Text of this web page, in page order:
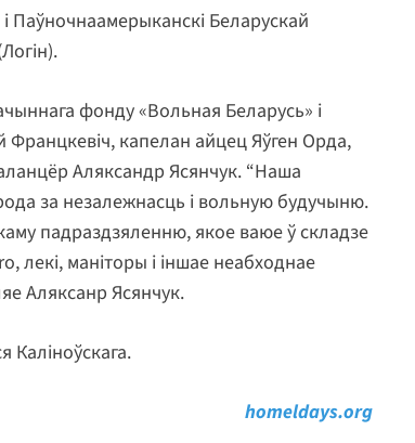
і Паўночнаамерыканскі Беларускай
фонду «Вольная Беларусь» і
Францкевіч, капелан айцец Яўген Орда,
Аляксандр Ясянчук. “Наша
за незалежнасць і вольную будучыню.
падраздзяленню, якое ваюе ў складзе
лекі, маніторы і іншае неабходнае
Аляксанр Ясянчук.
Каліноўскага.
homeldays.org